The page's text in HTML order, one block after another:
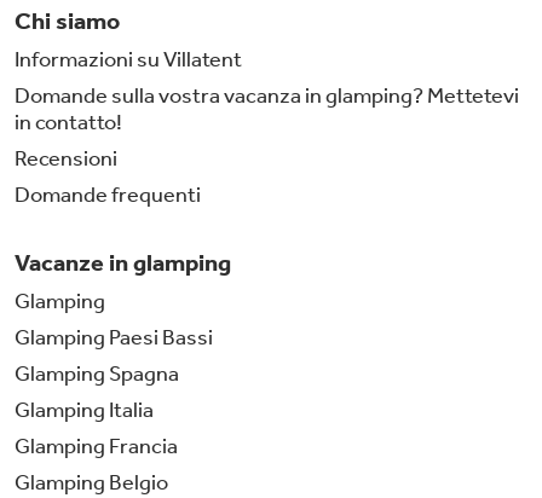
Chi siamo
Informazioni su Villatent
Domande sulla vostra vacanza in glamping? Mettetevi
in contatto!
Recensioni
Domande frequenti
Vacanze in glamping
Glamping
Glamping Paesi Bassi
Glamping Spagna
Glamping Italia
Glamping Francia
Glamping Belgio